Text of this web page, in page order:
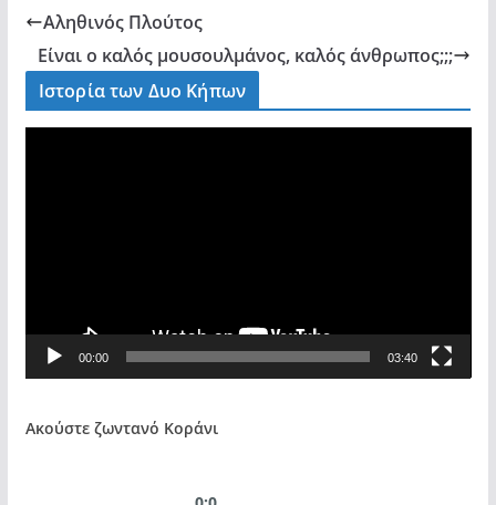
Αληθινός Πλούτος
Είναι ο καλός μουσουλμάνος, καλός άνθρωπος;;;
Ιστορία των Δυο Κήπων
a
00:00 03:40
Ακούστε ζωντανό Κοράνι